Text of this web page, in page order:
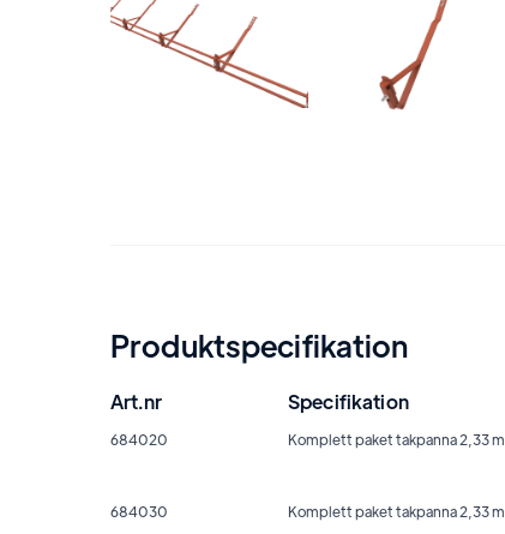
Produktspecifikation
Art.nr Specifikation
684020 Komplett paket takpanna 2,33 m
684030
Komplett paket takpanna 2,33 m